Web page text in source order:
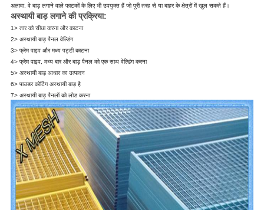
अलावा, वे बाड़ लगाने वाले फाटकों के लिए भी उपयुक्त हैं जो पूरी तरह से या बाहर के क्षेत्रों में खुल सकते हैं।
अस्थायी बाड़ लगाने की प्रक्रिया:
1> तार को सीधा करना और काटना
2> अस्थायी बाड़ पैनल वेल्डिंग
3> फ्रेम पाइप और मध्य पट्टी काटना
4> फ्रेम पाइप, मध्य बार और बाड़ पैनल को एक साथ वेल्डिंग करना
5> अस्थायी बाड़ आधार का उत्पादन
6> पाउडर कोटिंग अस्थायी बाड़ है
7> अस्थायी बाड़ पैनलों को लोड करना